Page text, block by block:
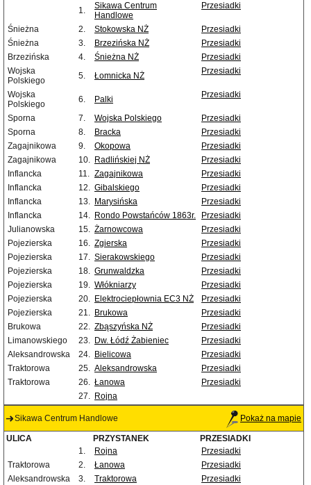
1.
Sikawa Centrum
Handlowe
Przesiadki
Śnieżna 2. Stokowska NŻ
Przesiadki
Śnieżna
3. Brzezińska NŻ
Przesiadki
Brzezińska
4. Śnieżna NŻ
Przesiadki
Wojska
Polskiego
5. Łomnicka NŻ Przesiadki
Wojska
Polskiego
6. Palki Przesiadki
Sporna 7. Wojska Polskiego
Przesiadki
Sporna
8. Bracka
Przesiadki
Zagajnikowa
9. Okopowa
Przesiadki
Zagajnikowa
10. Radlińskiej NŻ
Przesiadki
Inflancka
11. Zagajnikowa
Przesiadki
Inflancka
12. Gibalskiego
Przesiadki
Inflancka
13. Marysińska
Przesiadki
Inflancka
14. Rondo Powstańców 1863r.
Przesiadki
Julianowska
15. Żarnowcowa
Przesiadki
Pojezierska
16. Zgierska
Przesiadki
Pojezierska
17. Sierakowskiego
Przesiadki
Pojezierska
18. Grunwaldzka
Przesiadki
Pojezierska
19. Włókniarzy
Przesiadki
Pojezierska
20. Elektrociepłownia EC3 NŻ
Przesiadki
Pojezierska
21. Brukowa
Przesiadki
Brukowa
22. Zbąszyńska NŻ
Przesiadki
Limanowskiego
23. Dw. Łódź Żabieniec
Przesiadki
Aleksandrowska
24. Bielicowa
Przesiadki
Traktorowa
25. Aleksandrowska
Przesiadki
Traktorowa
26. Łanowa
Przesiadki
27. Rojna
Sikawa Centrum Handlowe Pokaż na mapie
ULICA PRZYSTANEK
PRZESIADKI
1.
Rojna
Przesiadki
Traktorowa
2. Łanowa
Przesiadki
Aleksandrowska
3. Traktorowa
Przesiadki